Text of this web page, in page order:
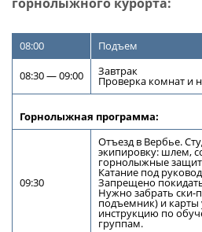
08:00 Подъем
08:30 — 09:00 Завтрак
Проверка комнат и
Горнолыжная программа:
09:30
Отъезд в Вербье.
экипировку: шлем,
горнолыжные
Катание под
Запрещено
Нужно забрать ски-
подъемник) и карты
инструкцию по
группам.